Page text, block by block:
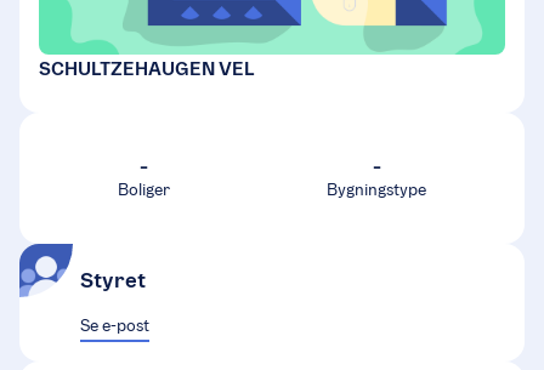
SCHULTZEHAUGEN VEL
-
Boliger
-
Bygningstype
Styret
Se e-post